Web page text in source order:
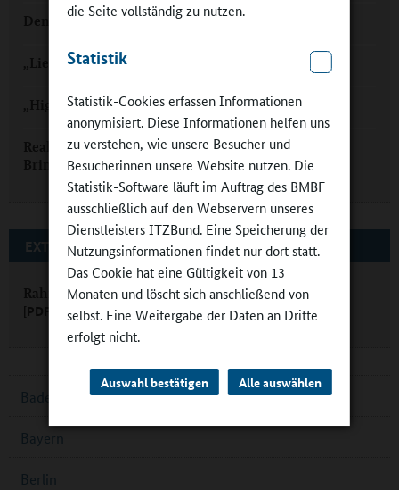
die Seite vollständig zu nutzen.
Statistik
Statistik-Cookies erfassen Informationen
anonymisiert. Diese Informationen helfen uns
zu verstehen, wie unsere Besucher und
Besucherinnen unsere Website nutzen. Die
Statistik-Software läuft im Auftrag des BMBF
ausschließlich auf den Webservern unseres
Dienstleisters ITZBund. Eine Speicherung der
Nutzungsinformationen findet nur dort statt.
Das Cookie hat eine Gültigkeit von 13
Monaten und löscht sich anschließend von
selbst. Eine Weitergabe der Daten an Dritte
erfolgt nicht.
Auswahl bestätigen Alle auswählen
Den richtigen Ton getroffen: Musik im Ganztag
„Liebe meines Lebens“. Ganztags.
„Highlights setzen“ in der Ganztagsgrundschule
Realschule plus Hahnstätten: „Ganztagsschule ohne
Brimborium“
EXTERNE LINKS
Rahmenvereinbarung
[PDF, 130kB, nicht barrierefrei]
Baden-Württemberg
Bayern
Berlin